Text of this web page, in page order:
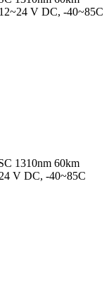
V DC, -40~85C
1310nm 60km
V DC, -40~85C